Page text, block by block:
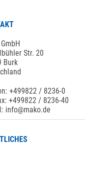
Str. 20
Burk
+499822 / 8236-0
+499822 / 8236-40
info@mako.de